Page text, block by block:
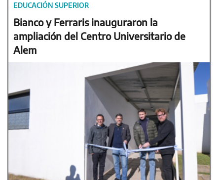
EDUCACIÓN SUPERIOR
Bianco y Ferraris inauguraron la
ampliación del Centro Universitario de
Alem